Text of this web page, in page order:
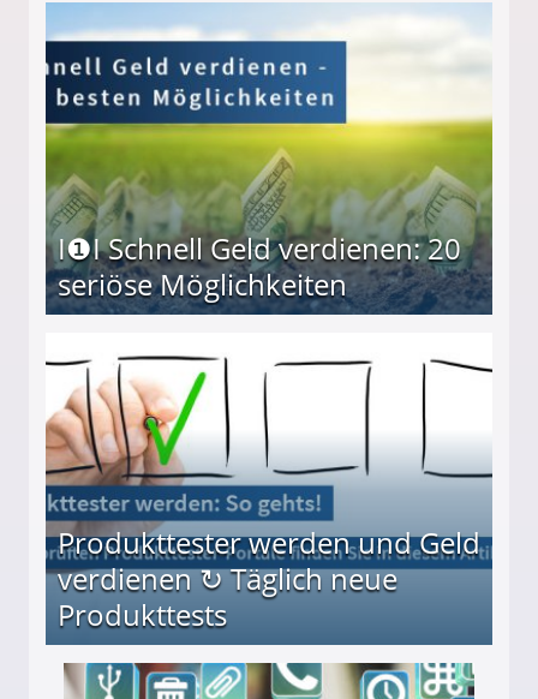
I❶I Schnell Geld verdienen: 20
seriöse Möglichkeiten
Produkttester werden und Geld
verdienen ↻ Täglich neue
Produkttests
↻ Täglich neue Produkttests